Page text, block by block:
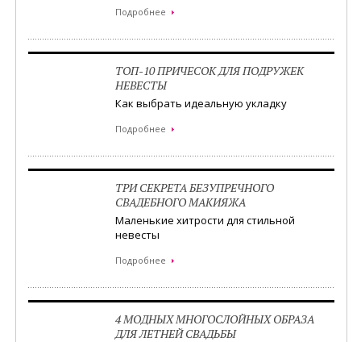
Подробнее
ТОП-10 ПРИЧЕСОК ДЛЯ ПОДРУЖЕК
НЕВЕСТЫ
Как выбрать идеальную укладку
Подробнее
ТРИ СЕКРЕТА БЕЗУПРЕЧНОГО
СВАДЕБНОГО МАКИЯЖА
Маленькие хитрости для стильной
невесты
Подробнее
4 МОДНЫХ МНОГОСЛОЙНЫХ ОБРАЗА
ДЛЯ ЛЕТНЕЙ СВАДЬБЫ